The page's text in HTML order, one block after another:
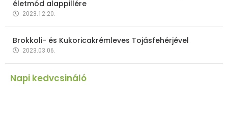
életmód alappillére
2023.12.20.
Brokkoli- és Kukoricakrémleves Tojásfehérjével
2023.03.06.
Napi kedvcsináló